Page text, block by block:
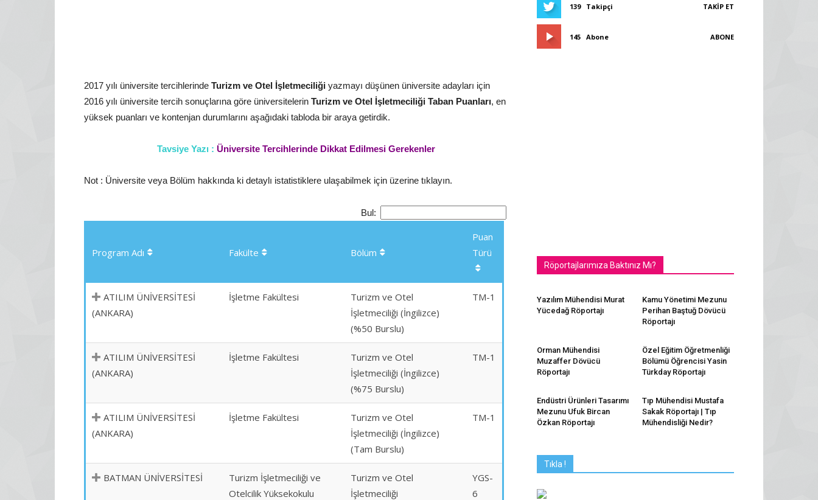
2017 yılı üniversite tercihlerinde Turizm ve Otel İşletmeciliği yazmayı düşünen üniversite adayları için
2016 yılı üniversite tercih sonuçlarına göre üniversitelerin Turizm ve Otel İşletmeciliği Taban Puanları, en
yüksek puanları ve kontenjan durumlarını aşağıdaki tabloda bir araya getirdik.
Tavsiye Yazı : Üniversite Tercihlerinde Dikkat Edilmesi Gerekenler
Not : Üniversite veya Bölüm hakkında ki detaylı istatistiklere ulaşabilmek için üzerine tıklayın.
Bul:
Program Adı Fakülte Bölüm
Puan
Türü
ATILIM ÜNİVERSİTESİ
(ANKARA)
İşletme Fakültesi
Turizm ve Otel
İşletmeciliği (İngilizce)
(%50 Burslu)
TM-1
ATILIM ÜNİVERSİTESİ
(ANKARA)
İşletme Fakültesi
Turizm ve Otel
İşletmeciliği (İngilizce)
(%75 Burslu)
TM-1
ATILIM ÜNİVERSİTESİ
(ANKARA)
İşletme Fakültesi
Turizm ve Otel
İşletmeciliği (İngilizce)
(Tam Burslu)
TM-1
BATMAN ÜNİVERSİTESİ
Turizm İşletmeciliği ve
Otelcilik Yüksekokulu
Turizm ve Otel
İşletmeciliği
YGS-
6
139 Takipçi TAKIP ET
145 Abone ABONE
Röportajlarımıza Baktınız Mı?
Yazılım Mühendisi Murat
Yücedağ Röportajı
Kamu Yönetimi Mezunu
Perihan Baştuğ Dövücü
Röportajı
Orman Mühendisi
Muzaffer Dövücü
Röportajı
Özel Eğitim Öğretmenliği
Bölümü Öğrencisi Yasin
Türkday Röportajı
Endüstri Ürünleri Tasarımı
Mezunu Ufuk Bircan
Özkan Röportajı
Tıp Mühendisi Mustafa
Sakak Röportajı | Tıp
Mühendisliği Nedir?
Tıkla !